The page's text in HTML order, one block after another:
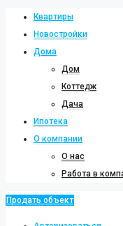
Квартиры
Новостройки
Дома
Дом
Коттедж
Дача
Ипотека
О компании
О нас
Работа в
Продать объект